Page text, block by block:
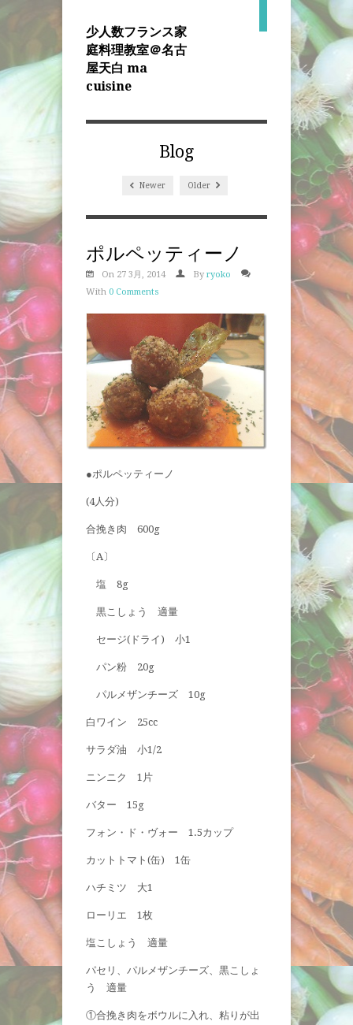
少人数フランス家
庭料理教室＠名古
屋天白 ma
cuisine
Blog
Newer Older
ポルペッティーノ
On 27 3月, 2014 By ryoko
With 0 Comments
●ポルペッティーノ
(4人分)
合挽き肉 600g
〔A〕
塩 8g
黒こしょう 適量
セージ(ドライ) 小1
パン粉 20g
パルメザンチーズ 10g
白ワイン 25cc
サラダ油 小1/2
ニンニク 1片
バター 15g
フォン・ド・ヴォー 1.5カップ
カットトマト(缶) 1缶
ハチミツ 大1
ローリエ 1枚
塩こしょう 適量
パセリ、パルメザンチーズ、黒こしょ
う 適量
①合挽き肉をボウルに入れ、粘りが出